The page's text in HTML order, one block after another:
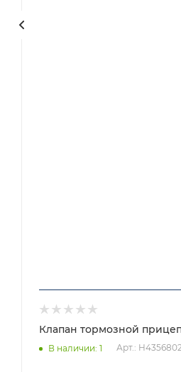
Клапан тормозной
В наличии: 1 Арт.: